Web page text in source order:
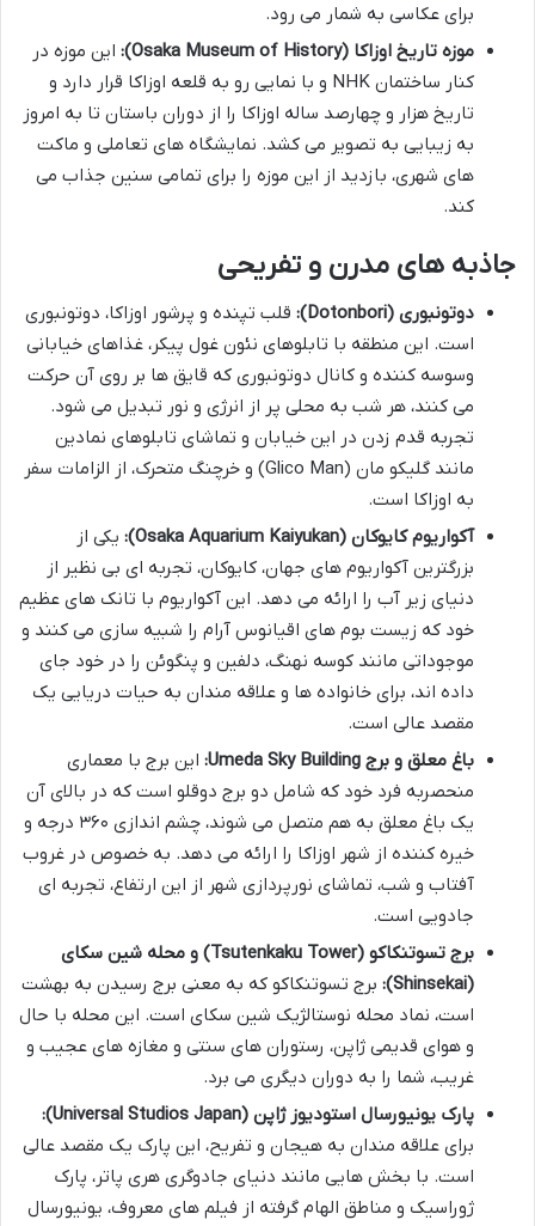
برای عکاسی به شمار می رود.
موزه تاریخ اوزاکا (Osaka Museum of History):
این موزه در
کنار ساختمان NHK و با نمایی رو به قلعه اوزاکا قرار دارد و
تاریخ هزار و چهارصد ساله اوزاکا را از دوران باستان تا به امروز
به زیبایی به تصویر می کشد. نمایشگاه های تعاملی و ماکت
های شهری، بازدید از این موزه را برای تمامی سنین جذاب می
کند.
جاذبه های مدرن و تفریحی
دوتونبوری (Dotonbori):
قلب تپنده و پرشور اوزاکا، دوتونبوری
است. این منطقه با تابلوهای نئون غول پیکر، غذاهای خیابانی
وسوسه کننده و کانال دوتونبوری که قایق ها بر روی آن حرکت
می کنند، هر شب به محلی پر از انرژی و نور تبدیل می شود.
تجربه قدم زدن در این خیابان و تماشای تابلوهای نمادین
مانند گليكو مان (Glico Man) و خرچنگ متحرک، از الزامات سفر
به اوزاکا است.
آکواریوم کایوکان (Osaka Aquarium Kaiyukan):
یکی از
بزرگترین آکواریوم های جهان، کایوکان، تجربه ای بی نظیر از
دنیای زیر آب را ارائه می دهد. این آکواریوم با تانک های عظیم
خود که زیست بوم های اقیانوس آرام را شبیه سازی می کنند و
موجوداتی مانند کوسه نهنگ، دلفین و پنگوئن را در خود جای
داده اند، برای خانواده ها و علاقه مندان به حیات دریایی یک
مقصد عالی است.
باغ معلق و برج Umeda Sky Building:
این برج با معماری
منحصربه فرد خود که شامل دو برج دوقلو است که در بالای آن
یک باغ معلق به هم متصل می شوند، چشم اندازی ۳۶۰ درجه و
خیره کننده از شهر اوزاکا را ارائه می دهد. به خصوص در غروب
آفتاب و شب، تماشای نورپردازی شهر از این ارتفاع، تجربه ای
جادویی است.
برج تسوتنکاکو (Tsutenkaku Tower) و محله شین سکای
(Shinsekai):
برج تسوتنکاکو که به معنی برج رسیدن به بهشت
است، نماد محله نوستالژیک شین سکای است. این محله با حال
و هوای قدیمی ژاپن، رستوران های سنتی و مغازه های عجیب و
غریب، شما را به دوران دیگری می برد.
پارک یونیورسال استودیوز ژاپن (Universal Studios Japan):
برای علاقه مندان به هیجان و تفریح، این پارک یک مقصد عالی
است. با بخش هایی مانند دنیای جادوگری هری پاتر، پارک
ژوراسیک و مناطق الهام گرفته از فیلم های معروف، یونیورسال